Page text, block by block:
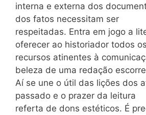
interna e externa dos
dos fatos necessitam ser
respeitadas. Entra em jogo a
oferecer ao historiador todos os
recursos atinentes à
beleza de uma redação
Aí se une o útil das lições dos
passado e o prazer da leitura
referta de dons estéticos. É